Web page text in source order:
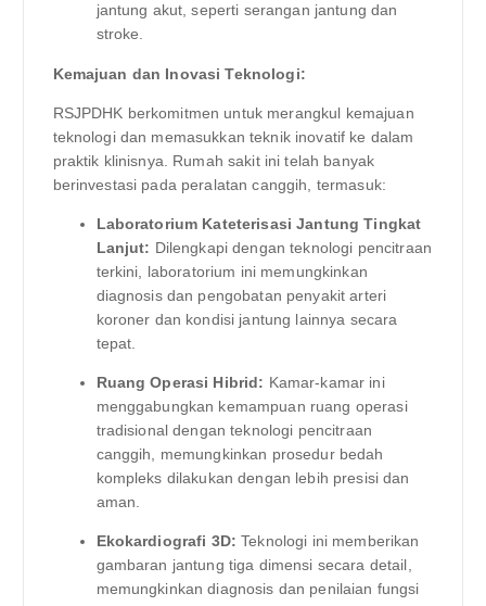
jantung akut, seperti serangan jantung dan
stroke.
Kemajuan dan Inovasi Teknologi:
RSJPDHK berkomitmen untuk merangkul kemajuan
teknologi dan memasukkan teknik inovatif ke dalam
praktik klinisnya. Rumah sakit ini telah banyak
berinvestasi pada peralatan canggih, termasuk:
Laboratorium Kateterisasi Jantung Tingkat
Lanjut: Dilengkapi dengan teknologi pencitraan
terkini, laboratorium ini memungkinkan
diagnosis dan pengobatan penyakit arteri
koroner dan kondisi jantung lainnya secara
tepat.
Ruang Operasi Hibrid: Kamar-kamar ini
menggabungkan kemampuan ruang operasi
tradisional dengan teknologi pencitraan
canggih, memungkinkan prosedur bedah
kompleks dilakukan dengan lebih presisi dan
aman.
Ekokardiografi 3D: Teknologi ini memberikan
gambaran jantung tiga dimensi secara detail,
memungkinkan diagnosis dan penilaian fungsi